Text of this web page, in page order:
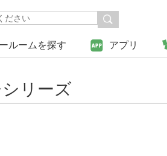
ルームを探す アプリ
リーズ